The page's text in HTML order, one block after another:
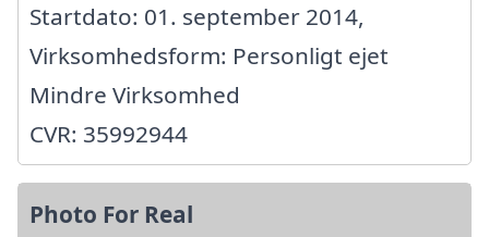
Startdato: 01. september 2014,
Virksomhedsform: Personligt ejet
Mindre Virksomhed
CVR: 35992944
Photo For Real